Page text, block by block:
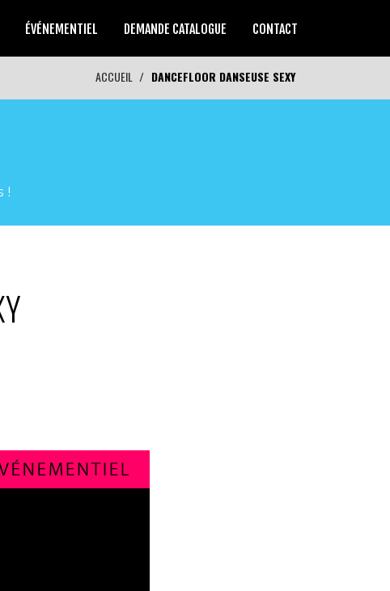
ÉVÉNEMENTIEL DEMANDE CATALOGUE CONTACT
ACCUEIL DANCEFLOOR DANSEUSE SEXY
!